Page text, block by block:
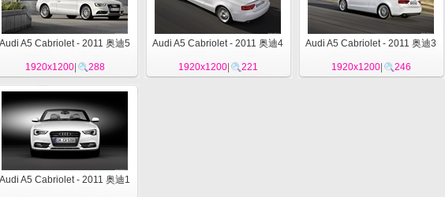
Audi A5 Cabriolet - 2011 奥迪5
1920x1200| 288
Audi A5 Cabriolet - 2011 奥迪4
1920x1200| 221
Audi A5 Cabriolet - 2011 奥迪3
1920x1200| 246
Audi A5 Cabriolet - 2011 奥迪1